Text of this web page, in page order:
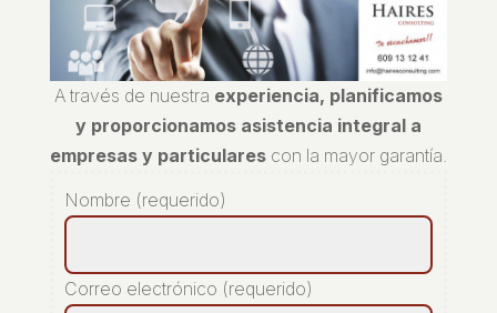
A través de nuestra experiencia, planificamos
y proporcionamos asistencia integral a
empresas y particularescon la mayor garantía.
Nombre (requerido)
Correo electrónico (requerido)